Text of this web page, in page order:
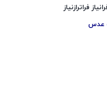
فراترازنیاز
عدس